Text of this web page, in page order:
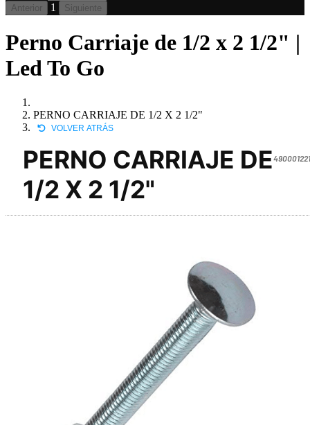
Anterior 1 Siguiente
Perno Carriaje de 1/2 x 2 1/2" |
Led To Go
PERNO CARRIAJE DE 1/2 X 2 1/2"
VOLVER ATRÁS
PERNO CARRIAJE DE
1/2 X 2 1/2"